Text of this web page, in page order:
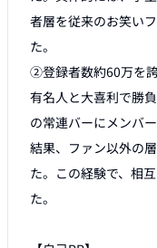
者層を従来のお笑い
た。
②登録者数約60万を
有名人と大喜利で勝
の常連バーにメンバ
結果、ファン以外の
た。この経験で、相
た。